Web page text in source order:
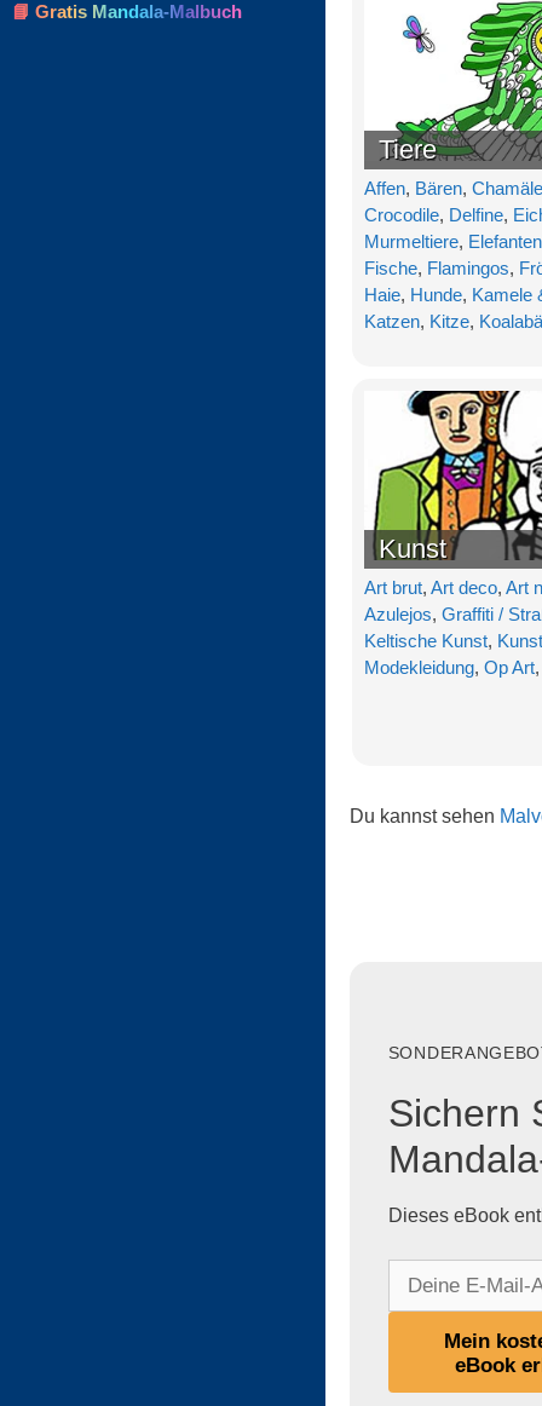
Tiere
Affen, Bären,
Crocodile, Delfine,
Murmeltiere, Elefanten
Fische, Flamingos,
Haie, Hunde, Kamele
Katzen, Kitze,
Kunst
Art brut, Art deco, Art
Azulejos, Graffiti /
Keltische Kunst,
Modekleidung, Op Art,
Du kannst sehen
Sichern
Dieses eBook
e
Mein
eBook
📘 Gratis Mandala-Malbuch